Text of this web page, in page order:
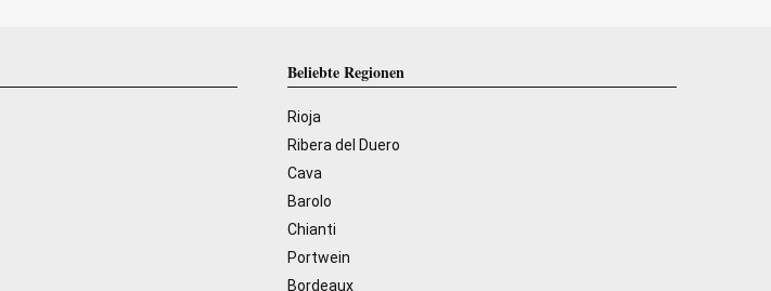
Beliebte Regionen
Rioja
Ribera del Duero
Cava
Barolo
Chianti
Portwein
Bordeaux